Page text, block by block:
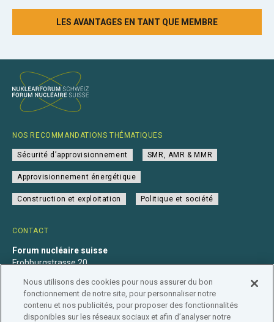
LES AVANTAGES EN TANT QUE MEMBRE
CONTACT
Forum nucléaire suisse
Frohburgstrasse 20
+41 31 560 36 50
info@nuklearforum.ch
NOS RECOMMANDATIONS THÉMATIQUES
Sécurité d’approvisionnement SMR, AMR & MMR
Approvisionnement énergétique
Construction et exploitation Politique et société
Nous utilisons des cookies pour nous assurer du bon
fonctionnement de notre site, pour personnaliser notre
contenu et nos publicités, pour proposer des fonctionnalités
disponibles sur les réseaux sociaux et afin d’analyser notre